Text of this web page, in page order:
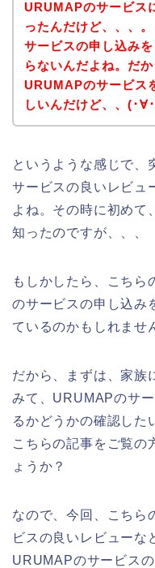
URUMAPのサービス
ったんだけど、、、
サービスの申し込み
らないんだよね。だか
URUMAPのサービス
しいんだけど、、(･∀
というような感じで、
サービスの良いレビュ
よね。その時に初めて
知ったのですが、、、
もしかしたら、こちら
のサービスの申し込み
ているのかもしれませ
だから、まずは、家族
みて、URUMAPのサ
るかどうかの確認した
こちらの記事をご覧の
ょうか？
なので、今回、こちら
ビスの良いレビューな
URUMAPのサービス